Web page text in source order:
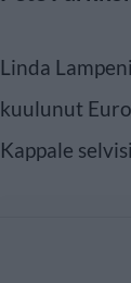
Linda
kuulunut
Kappale